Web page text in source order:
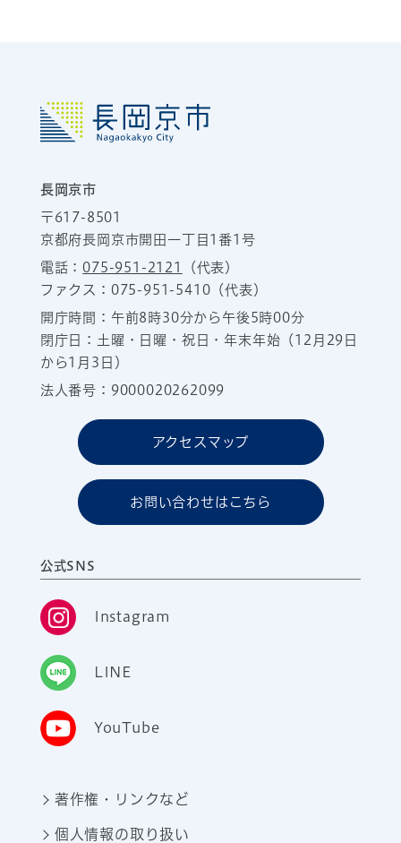
長岡京市
〒617-8501
京都府長岡京市開田一丁目1番1号
電話：075-951-2121
（代表）
ファクス：075-951-5410（代表）
開庁時間：午前8時30分から午後5時00分
閉庁日：土曜・日曜・祝日・年末年始（12月29日
から1月3日）
法人番号：9000020262099
アクセスマップ
お問い合わせはこちら
公式SNS
Instagram
LINE
YouTube
著作権・リンクなど
個人情報の取り扱い